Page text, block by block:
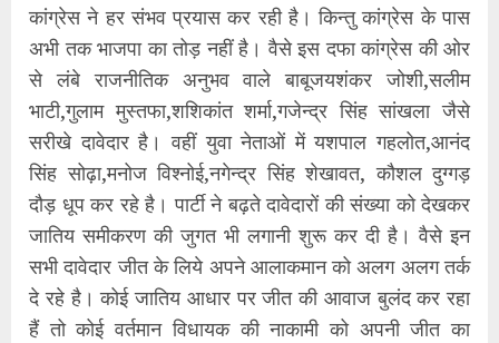
कांग्रेस ने हर संभव प्रयास कर रही है। किन्तु कांग्रेस के पास
अभी तक भाजपा का तोड़ नहीं है। वैसे इस दफा कांग्रेस की ओर
से लंबे राजनीतिक अनुभव वाले बाबूजयशंकर जोशी,सलीम
भाटी,गुलाम मुस्तफा,शशिकांत शर्मा,गजेन्द्र सिंह सांखला जैसे
सरीखे दावेदार है। वहीं युवा नेताओं में यशपाल गहलोत,आनंद
सिंह सोढ़ा,मनोज विश्नोई,नगेन्द्र सिंह शेखावत, कौशल दुग्गड़
दौड़ धूप कर रहे है। पार्टी ने बढ़ते दावेदारों की संख्या को देखकर
जातिय समीकरण की जुगत भी लगानी शुरू कर दी है। वैसे इन
सभी दावेदार जीत के लिये अपने आलाकमान को अलग अलग तर्क
दे रहे है। कोई जातिय आधार पर जीत की आवाज बुलंद कर रहा
हैं तो कोई वर्तमान विधायक की नाकामी को अपनी जीत का